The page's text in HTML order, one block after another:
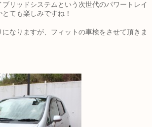
リッドシステムという次世代のパワートレイ
ても楽しみですね！
なりますが、フィットの車検をさせて頂きま